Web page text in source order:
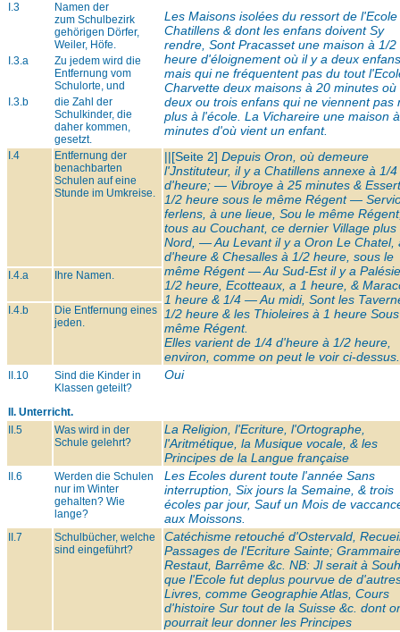
I.3
Namen der
zum Schulbezirk
gehörigen Dörfer,
Weiler, Höfe.
Les Maisons isolées du ressort de l'Ecole
Chatillens & dont les enfans doivent Sy
rendre, Sont Pracasset une maison à 1/2
heure d'éloignement où il y a deux
mais qui ne fréquentent pas du tout
Charvette deux maisons à 20 minutes où
deux ou trois enfans qui ne viennent pas
plus à l'école. La Vichareire une maison
minutes d'où vient un enfant.
I.3.a
Zu jedem wird die
Entfernung vom
Schulorte, und
I.3.b
die Zahl der
Schulkinder, die
daher kommen,
gesetzt.
I.4
Entfernung der
benachbarten
Schulen auf eine
Stunde im Umkreise.
||[Seite 2] Depuis Oron, où demeure
l'Jnstituteur, il y a Chatillens annexe à 1/4
d'heure; — Vibroye à 25 minutes &
1/2 heure sous le même Régent —
ferlens, à une lieue, Sou le même
tous au Couchant, ce dernier Village plus
Nord, — Au Levant il y a Oron Le Chatel,
d'heure & Chesalles à 1/2 heure, sous le
même Régent — Au Sud-Est il y a
1/2 heure, Ecotteaux, a 1 heure, &
1 heure & 1/4 — Au midi, Sont les
1/2 heure & les Thioleires à 1 heure
même Régent.
Elles varient de 1/4 d'heure à 1/2 heure,
environ, comme on peut le voir ci-dessus.
I.4.a Ihre Namen.
I.4.b
Die Entfernung eines
jeden.
II.10
Sind die Kinder in
Klassen geteilt?
Oui
II. Unterricht.
II.5
Was wird in der
Schule gelehrt?
La Religion, l'Ecriture, l'Ortographe,
l'Aritmétique, la Musique vocale, & les
Principes de la Langue française
II.6
Werden die Schulen
nur im Winter
gehalten? Wie
lange?
Les Ecoles durent toute l'année Sans
interruption, Six jours la Semaine, & trois
écoles par jour, Sauf un Mois de
aux Moissons.
II.7
Schulbücher, welche
sind eingeführt?
Catéchisme retouché d'Ostervald,
Passages de l'Ecriture Sainte;
Restaut, Barrême &c. NB: Jl serait à
que l'Ecole fut deplus pourvue de
Livres, comme Geographie Atlas, Cours
d'histoire Sur tout de la Suisse &c. dont
pourrait leur donner les Principes